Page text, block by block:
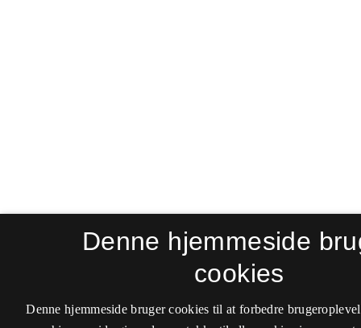
Denne hjemmeside
cookies
Denne hjemmeside bruger cookies til at forbedre